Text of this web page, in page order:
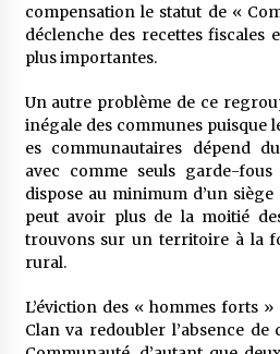
compensation le statut de «
déclenche des recettes fiscales
plus importantes.
Un autre problème de ce
inégale des communes puisque
es communautaires dépend
avec comme seuls garde-
dispose au minimum d’un
peut avoir plus de la moitié
trouvons sur un territoire à la
rural.
L’éviction des « hommes forts
Clan va redoubler l’absence de